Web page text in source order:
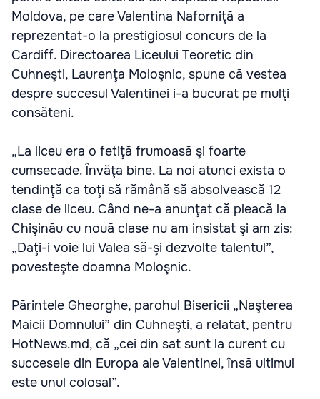
Moldova, pe care Valentina Naforniţă a
reprezentat-o la prestigiosul concurs de la
Cardiff. Directoarea Liceului Teoretic din
Cuhneşti, Laurenţa Moloşnic, spune că vestea
despre succesul Valentinei i-a bucurat pe mulţi
consăteni.
„La liceu era o fetiţă frumoasă şi foarte
cumsecade. Învăţa bine. La noi atunci exista o
tendinţă ca toţi să rămână să absolvească 12
clase de liceu. Când ne-a anunţat că pleacă la
Chişinău cu nouă clase nu am insistat şi am zis:
„Daţi-i voie lui Valea să-şi dezvolte talentul”,
povesteşte doamna Moloşnic.
Părintele Gheorghe, parohul Bisericii „Naşterea
Maicii Domnului” din Cuhneşti, a relatat, pentru
HotNews.md, că „cei din sat sunt la curent cu
succesele din Europa ale Valentinei, însă ultimul
este unul colosal”.